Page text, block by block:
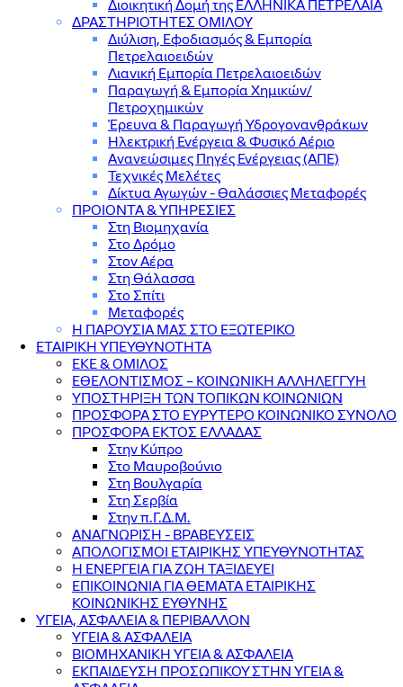
Διοικητική Δομή της ΕΛΛΗΝΙΚΑ ΠΕΤΡΕΛΑΙΑ
ΔΡΑΣΤΗΡΙΟΤΗΤΕΣ ΟΜΙΛΟΥ
Διύλιση, Εφοδιασμός & Εμπορία
Πετρελαιοειδών
Λιανική Εμπορία Πετρελαιοειδών
Παραγωγή & Εμπορία Χημικών/
Πετροχημικών
Έρευνα & Παραγωγή Υδρογονανθράκων
Ηλεκτρική Ενέργεια & Φυσικό Αέριο
Ανανεώσιμες Πηγές Ενέργειας (ΑΠΕ)
Τεχνικές Μελέτες
Δίκτυα Αγωγών - Θαλάσσιες Μεταφορές
ΠΡΟΙΟΝΤΑ & YΠΗΡΕΣΙΕΣ
Στη Βιομηχανία
Στο Δρόμο
Στον Αέρα
Στη Θάλασσα
Στο Σπίτι
Μεταφορές
Η ΠΑΡΟΥΣΙΑ ΜΑΣ ΣΤΟ ΕΞΩΤΕΡΙΚΟ
ΕΤΑΙΡΙΚΗ ΥΠΕΥΘΥΝΟΤΗΤΑ
ΕΚΕ & ΟΜΙΛΟΣ
ΕΘΕΛΟΝΤΙΣΜΟΣ – ΚΟΙΝΩΝΙΚΗ ΑΛΛΗΛΕΓΓΥΗ
ΥΠΟΣΤΗΡΙΞΗ ΤΩΝ ΤΟΠΙΚΩΝ ΚΟΙΝΩΝΙΩΝ
ΠΡΟΣΦΟΡΑ ΣΤΟ ΕΥΡΥΤΕΡΟ ΚΟΙΝΩΝΙΚΟ ΣΥΝΟΛΟ
ΠΡΟΣΦΟΡΑ ΕΚΤΟΣ ΕΛΛΑΔΑΣ
Στην Κύπρο
Στο Μαυροβούνιο
Στη Βουλγαρία
Στη Σερβία
Στην π.Γ.Δ.Μ.
ΑΝΑΓΝΩΡΙΣΗ - ΒΡΑΒΕΥΣΕΙΣ
ΑΠΟΛΟΓΙΣΜΟΙ ΕΤΑΙΡΙΚΗΣ ΥΠΕΥΘΥΝΟΤΗΤΑΣ
Η ΕΝΕΡΓΕΙΑ ΓΙΑ ΖΩΗ ΤΑΞΙΔΕΥΕΙ
ΕΠΙΚΟΙΝΩΝΙΑ ΓΙΑ ΘΕΜΑΤΑ ΕΤΑΙΡΙΚΗΣ
ΚΟΙΝΩΝΙΚΗΣ ΕΥΘΥΝΗΣ
ΥΓΕΙΑ, ΑΣΦΑΛΕΙΑ & ΠΕΡΙΒΑΛΛΟΝ
ΥΓΕΙΑ & ΑΣΦΑΛΕΙΑ
ΒΙΟΜΗΧΑΝΙΚΗ ΥΓΕΙΑ & ΑΣΦΑΛΕΙΑ
ΕΚΠΑΙΔΕΥΣΗ ΠΡΟΣΩΠΙΚΟΥ ΣΤΗΝ ΥΓΕΙΑ &